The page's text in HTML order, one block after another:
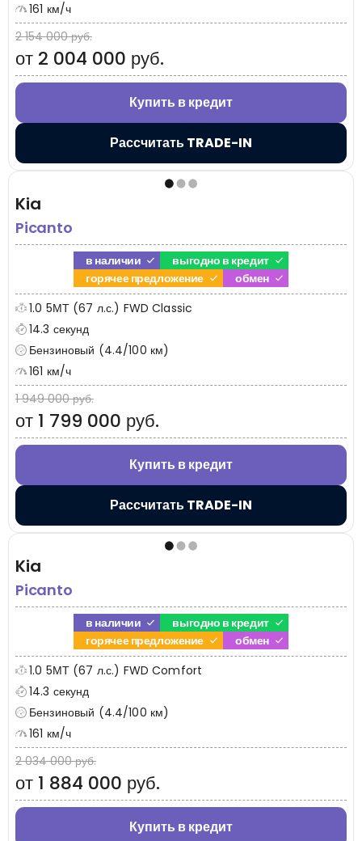
161 км/ч
2 154 000 руб.
от 2 004 000 руб.
Купить в кредит
Рассчитать TRADE-IN
Kia
Picanto
в наличии
выгодно в кредит
горячее предложение
обмен
1.0 5МТ (67 л.с.) FWD Classic
14.3 секунд
Бензиновый (4.4/100 км)
161 км/ч
1 949 000 руб.
от 1 799 000 руб.
Купить в кредит
Рассчитать TRADE-IN
Kia
Picanto
в наличии
выгодно в кредит
горячее предложение
обмен
1.0 5МТ (67 л.с.) FWD Comfort
14.3 секунд
Бензиновый (4.4/100 км)
161 км/ч
2 034 000 руб.
от 1 884 000 руб.
Купить в кредит